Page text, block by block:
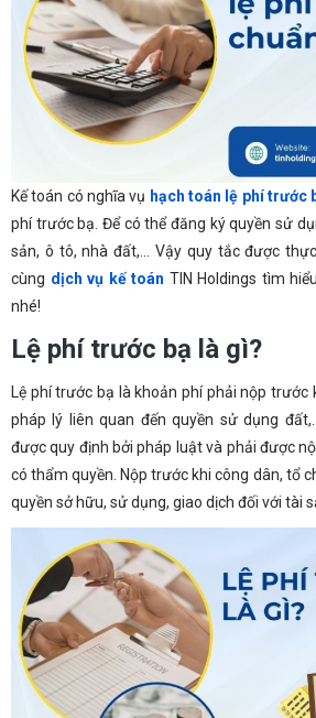
Kế toán có nghĩa vụ hạch toán lệ phí trước
phí trước bạ. Để có thể đăng ký quyền sử
sản, ô tô, nhà đất,… Vậy quy tắc được
cùng dịch vụ kế toán TIN Holdings tìm
nhé!
Lệ phí trước bạ là gì?
Lệ phí trước bạ là khoản phí phải nộp
pháp lý liên quan đến quyền sử dụng
được quy định bởi pháp luật và phải được
có thẩm quyền. Nộp trước khi công dân, tổ
quyền sở hữu, sử dụng, giao dịch đối với tài